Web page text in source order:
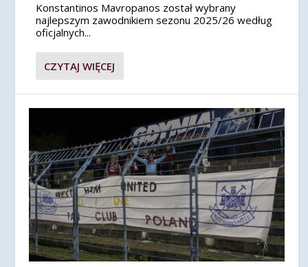
Konstantinos Mavropanos został wybrany
najlepszym zawodnikiem sezonu 2025/26 według
oficjalnych...
CZYTAJ WIĘCEJ